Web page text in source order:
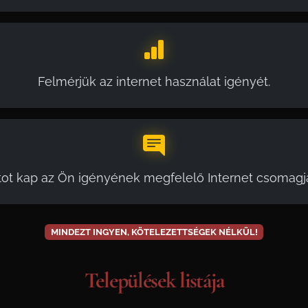
Felmérjük az internet használat igényét.
kap az Ön igényének megfelelő Internet
MINDEZT INGYEN, KÖTELEZETTSÉGEK NÉLKÜL!
Települések listája